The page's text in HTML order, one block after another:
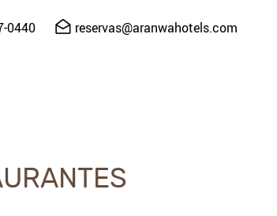
0440 reservas@aranwahotels.com